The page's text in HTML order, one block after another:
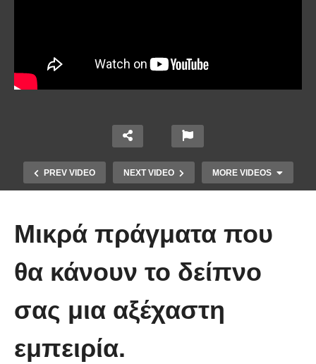
PREV VIDEO NEXT VIDEO MORE VIDEOS
λουλούδια στο βάζο.
Μικρά πράγματα που
θα κάνουν το δείπνο
σας μια αξέχαστη
εμπειρία.